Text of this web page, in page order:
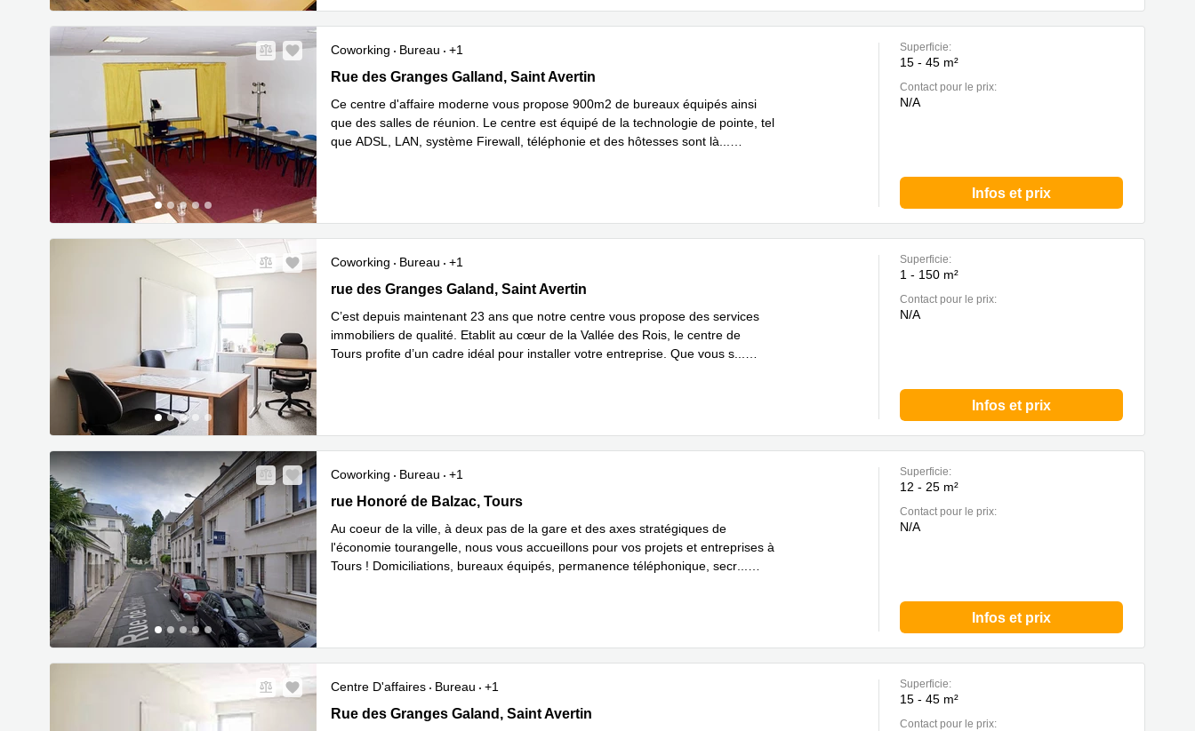
Coworking Bureau
+1
Rue des Granges Galland 39 , Saint Avertin
Rue des Granges Galland, Saint Avertin
Ce centre d'affaire moderne vous propose 900m2 de bureaux équipés ainsi
que des salles de réunion. Le centre est équipé de la technologie de pointe, tel
que ADSL, LAN, système Firewall, téléphonie et des hôtesses sont là
Superficie:
15 - 45 m²
Contact pour le prix:
N/A
Infos et prix
Coworking Bureau
+1
39, rue des Granges Galand , Saint Avertin
rue des Granges Galand, Saint Avertin
C’est depuis maintenant 23 ans que notre centre vous propose des services
immobiliers de qualité. Etablit au cœur de la Vallée des Rois, le centre de
Tours profite d’un cadre idéal pour installer votre entreprise. Que vous s
Superficie:
1 - 150 m²
Contact pour le prix:
N/A
Infos et prix
Coworking Bureau
+1
8, rue Honoré de Balzac, Tours
rue Honoré de Balzac, Tours
Au coeur de la ville, à deux pas de la gare et des axes stratégiques de
l'économie tourangelle, nous vous accueillons pour vos projets et entreprises à
Tours ! Domiciliations, bureaux équipés, permanence téléphonique, secr
Superficie:
12 - 25 m²
Contact pour le prix:
N/A
Infos et prix
Centre D'affaires Bureau
+1
Rue des Granges Galland 39 , Saint Avertin
Rue des Granges Galand, Saint Avertin
Superficie:
15 - 45 m²
Contact pour le prix: